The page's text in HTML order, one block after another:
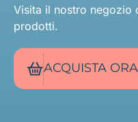
Visita il nostro negozio
prodotti.
ACQUISTA ORA